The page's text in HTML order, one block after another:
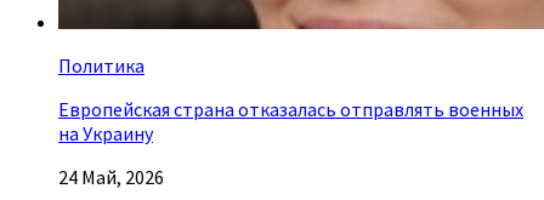
Политика
Европейская страна отказалась отправлять военных
на Украину
24 Май, 2026